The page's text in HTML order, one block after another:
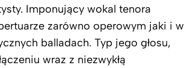
Imponujący wokal tenora
zarówno operowym jaki i w
balladach. Typ jego głosu,
wraz z niezwykłą